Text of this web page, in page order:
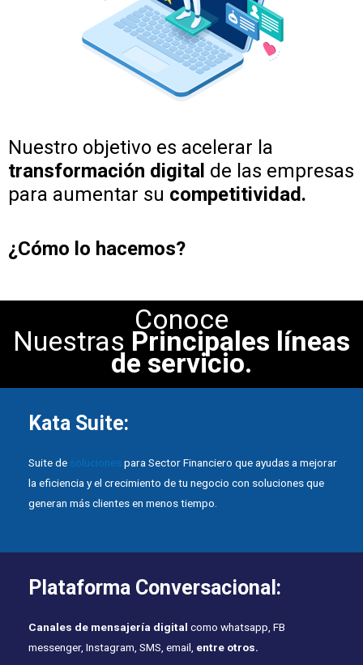
Nuestro objetivo es acelerar la
transformación digital de las empresas
para aumentar su competitividad.
¿Cómo lo hacemos?
Conoce
Nuestras Principales líneas
de servicio.
Kata Suite:
Suite de soluciones para Sector Financiero que ayudas a mejorar
la eficiencia y el crecimiento de tu negocio con soluciones que
generan más clientes en menos tiempo.
Plataforma Conversacional:
Canales de mensajería digital como whatsapp, FB
messenger, Instagram, SMS, email, entre otros.